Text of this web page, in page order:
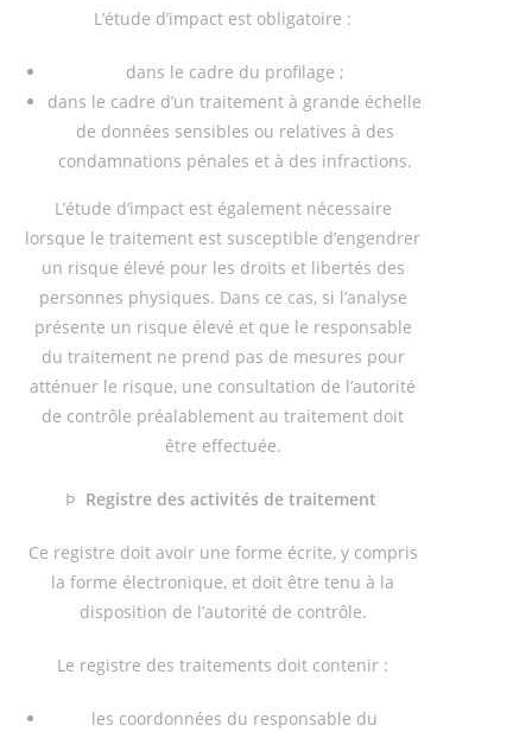
L’étude d’impact est obligatoire :
dans le cadre du profilage ;
dans le cadre d’un traitement à grande échelle
de données sensibles ou relatives à des
condamnations pénales et à des infractions.
L’étude d’impact est également nécessaire
lorsque le traitement est susceptible d’engendrer
un risque élevé pour les droits et libertés des
personnes physiques. Dans ce cas, si l’analyse
présente un risque élevé et que le responsable
du traitement ne prend pas de mesures pour
atténuer le risque, une consultation de l’autorité
de contrôle préalablement au traitement doit
être effectuée.
Þ Registre des activités de traitement
Ce registre doit avoir une forme écrite, y compris
la forme électronique, et doit être tenu à la
disposition de l’autorité de contrôle.
Le registre des traitements doit contenir :
les coordonnées du responsable du